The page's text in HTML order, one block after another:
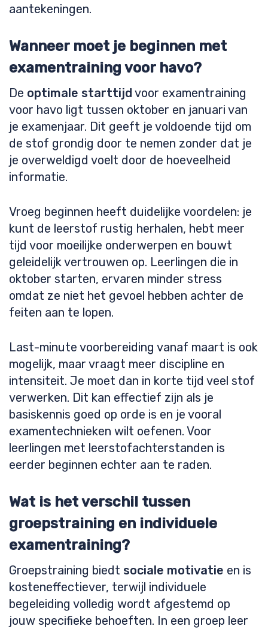
aantekeningen.
Wanneer moet je beginnen met
examentraining voor havo?
De optimale starttijd voor examentraining
voor havo ligt tussen oktober en januari van
je examenjaar. Dit geeft je voldoende tijd om
de stof grondig door te nemen zonder dat je
je overweldigd voelt door de hoeveelheid
informatie.
Vroeg beginnen heeft duidelijke voordelen: je
kunt de leerstof rustig herhalen, hebt meer
tijd voor moeilijke onderwerpen en bouwt
geleidelijk vertrouwen op. Leerlingen die in
oktober starten, ervaren minder stress
omdat ze niet het gevoel hebben achter de
feiten aan te lopen.
Last-minute voorbereiding vanaf maart is ook
mogelijk, maar vraagt meer discipline en
intensiteit. Je moet dan in korte tijd veel stof
verwerken. Dit kan effectief zijn als je
basiskennis goed op orde is en je vooral
examentechnieken wilt oefenen. Voor
leerlingen met leerstofachterstanden is
eerder beginnen echter aan te raden.
Wat is het verschil tussen
groepstraining en individuele
examentraining?
Groepstraining biedt sociale motivatie en is
kosteneffectiever, terwijl individuele
begeleiding volledig wordt afgestemd op
jouw specifieke behoeften. In een groep leer